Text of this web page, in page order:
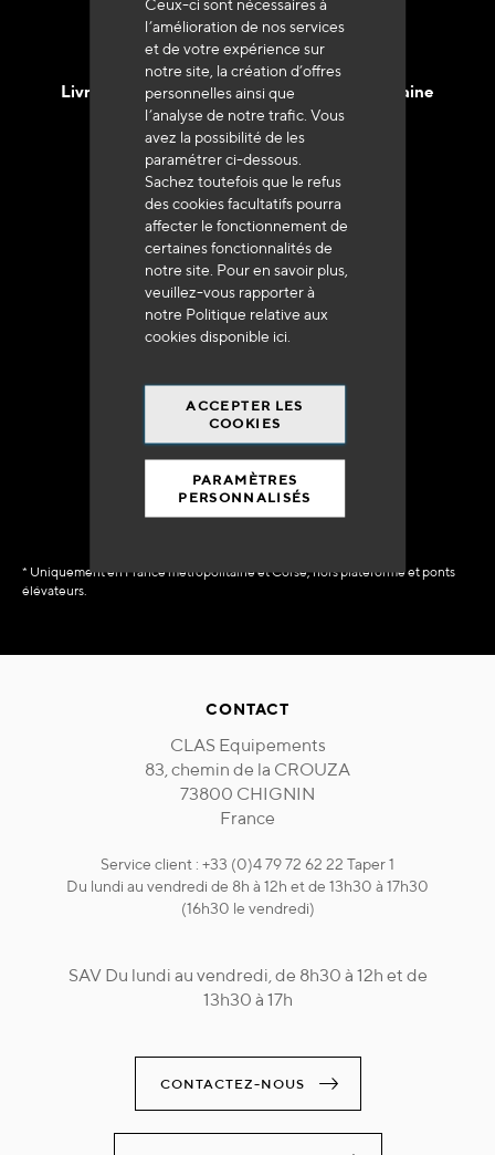
Ceux-ci sont nécessaires à
l’amélioration de nos services
et de votre expérience sur
notre site, la création d’offres
personnelles ainsi que
l’analyse de notre trafic. Vous
avez la possibilité de les
paramétrer ci-dessous.
Sachez toutefois que le refus
des cookies facultatifs pourra
affecter le fonctionnement de
certaines fonctionnalités de
notre site. Pour en savoir plus,
veuillez-vous rapporter à
notre Politique relative aux
cookies disponible ici
ACCEPTER LES
COOKIES
PARAMÈTRES
PERSONNALISÉS
Livraison en 48h à 72h en France Métropolitaine
Franco de port
à 250 euros*
90% du catalogue
en disponibilité
immédiate
* Uniquement en France métropolitaine et Corse, hors plateforme et ponts
élévateurs.
CONTACT
CLAS Equipements
83, chemin de la CROUZA
73800 CHIGNIN
France
Service client : +33 (0)4 79 72 62 22 Taper 1
Du lundi au vendredi de 8h à 12h et de 13h30 à 17h30
(16h30 le vendredi)
SAV Du lundi au vendredi, de 8h30 à 12h et de
13h30 à 17h
CONTACTEZ-NOUS